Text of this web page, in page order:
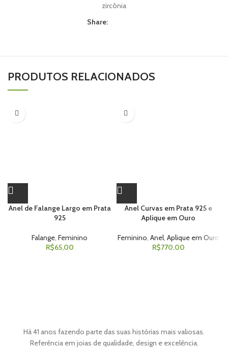
zircônia
Share:
PRODUTOS RELACIONADOS
Anel de Falange Largo em Prata
925
Falange, Feminino
R$65,00
Anel Curvas em Prata 925 e
Aplique em Ouro
Feminino, Anel, Aplique em Ouro
R$770,00
Há 41 anos fazendo parte das suas histórias mais valiosas.
Referência em joias de qualidade, design e excelência.